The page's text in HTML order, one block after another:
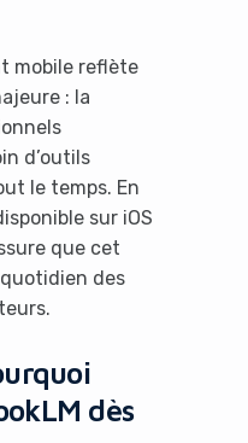
mobile reflète
: la
d’outils
le temps. En
sur iOS
que cet
des
dès